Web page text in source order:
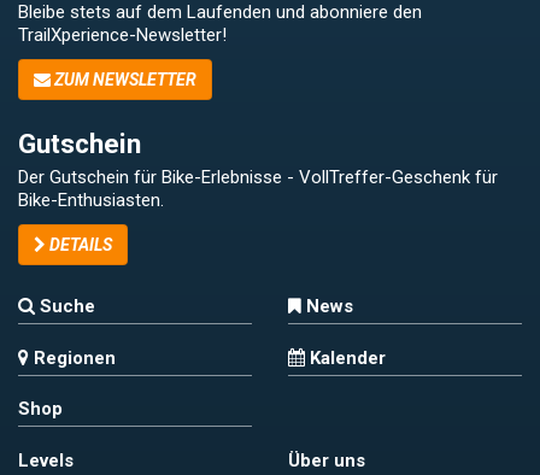
Bleibe stets auf dem Laufenden und abonniere den
TrailXperience-Newsletter!
ZUM NEWSLETTER
Gutschein
Der Gutschein für Bike-Erlebnisse - VollTreffer-Geschenk für
Bike-Enthusiasten.
DETAILS
Suche News
Regionen Kalender
Shop
Levels Über uns